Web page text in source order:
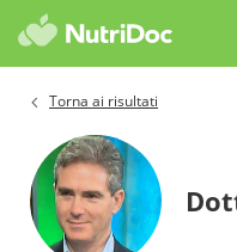
Torna ai risultati